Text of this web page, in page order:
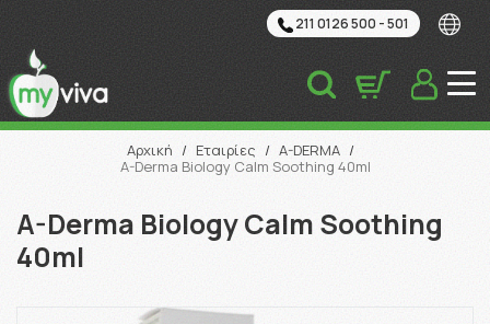
211 0126 500 - 501
Αναζήτηση
Αρχική / Εταιρίες / A-DERMA /
A-Derma Biology Calm Soothing 40ml
A-Derma Biology Calm Soothing
40ml